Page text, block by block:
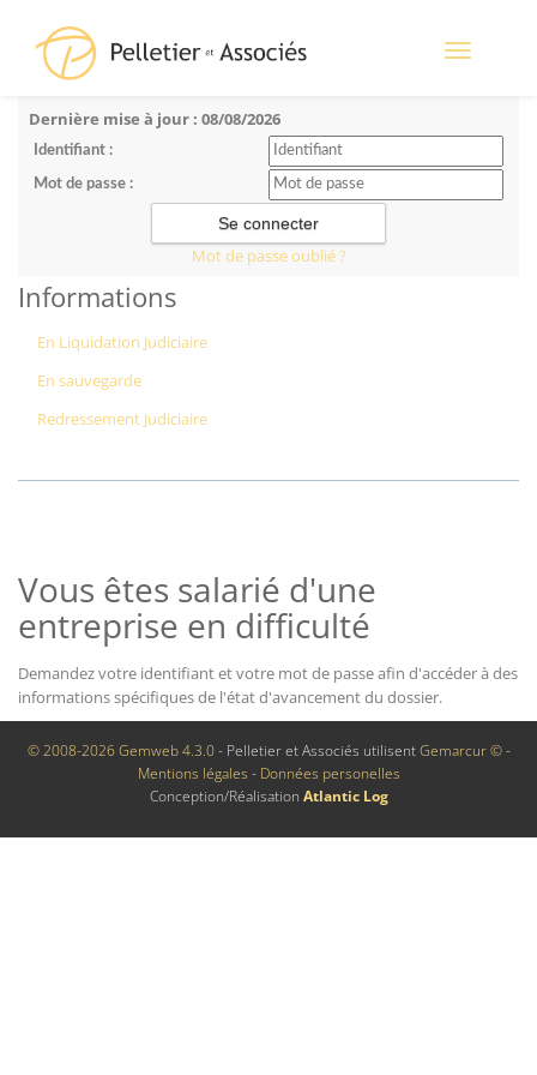
Toggle
Dernière mise à jour : 08/08/2026
Identifiant :
Mot de passe :
Mot de passe oublié ?
Informations
En Liquidation Judiciaire
En sauvegarde
Redressement Judiciaire
Vous êtes salarié d'une
entreprise en difficulté
Demandez votre identifiant et votre mot de passe afin d'accéder à des
informations spécifiques de l'état d'avancement du dossier.
© 2008-2026 Gemweb 4.3.0- Pelletier et Associés utilisentGemarcur ©-
Mentions légales - Données personelles
Conception/Réalisation Atlantic Log